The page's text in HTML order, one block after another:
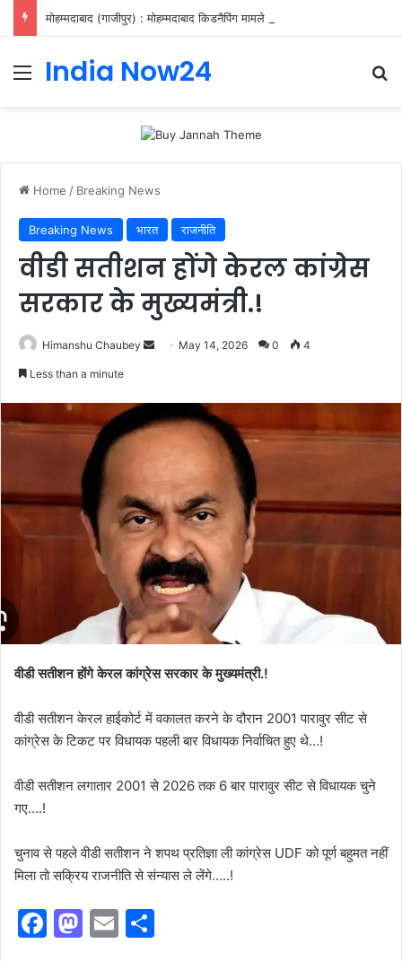
India Now24
Home / Breaking News
Breaking News भारत राजनीति
वीडी सतीशन होंगे केरल कांग्रेस
सरकार के मुख्यमंत्री.!
Himanshu Chaubey May 14, 2026 0 4
Less than a minute
वीडी सतीशन होंगे केरल कांग्रेस सरकार के मुख्यमंत्री.!
वीडी सतीशन केरल हाईकोर्ट में वकालत करने के दौरान 2001 पारावुर सीट से
कांग्रेस के टिकट पर विधायक पहली बार विधायक निर्वाचित हुए थे…!
वीडी सतीशन लगातार 2001 से 2026 तक 6 बार पारावुर सीट से विधायक चुने
गए….!
चुनाव से पहले वीडी सतीशन ने शपथ प्रतिज्ञा ली कांग्रेस UDF को पूर्ण बहुमत नहीं
मिला तो सक्रिय राजनीति से संन्यास ले लेंगे…..!
F
M E